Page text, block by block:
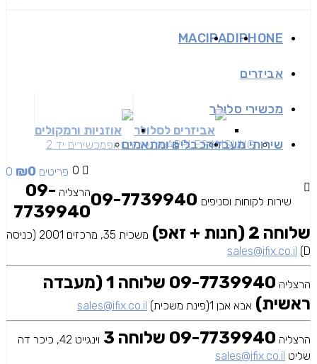
IPHONE
IPAD
MAC
אביזרים
אביזרים לסלולר אוזניות ורמקולים
מכשירי סלולר
SAMSUNG
APPLEמכשירים זאפמכשירים יד 2 שירותי מעבדהכבלים ומתאמים
0 0 פריטים ₪0
שירות לקוחות וסניפים
הרצליה 09-
7739940
שלוחה 2 (חנות + זאפ)
משכית 35, מרכזים 2001 (כניסה
D)
sales@ifix.co.il
הרצליה
09-7739940 שלוחה 1 (מעבדה
ראשית) אבא אבן 1(פינת משכית) sales@ifix.co.il
הרצליה 09-7739940 שלוחה 3
וינגייט 42, כיכר דה
שליט sales@ifix.co.il